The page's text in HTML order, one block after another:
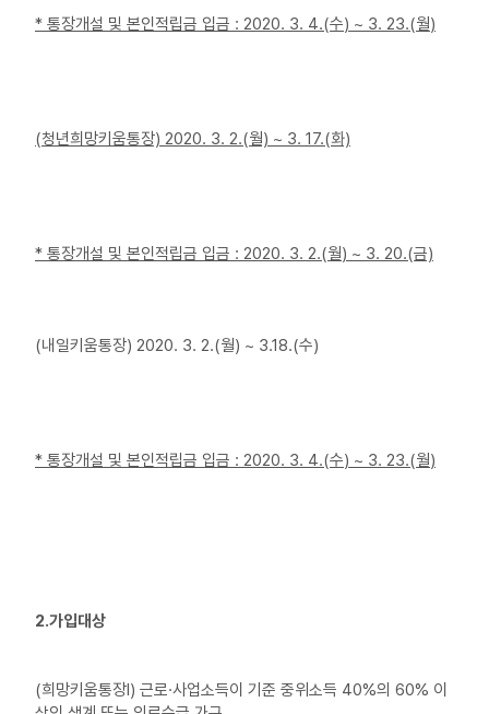
* 통장개설 및 본인적립금 입금 : 2020. 3. 4.(수) ~ 3. 23.(월)
(청년희망키움통장) 2020. 3. 2.(월) ~ 3. 17.(화)
* 통장개설 및 본인적립금 입금 : 2020. 3. 2.(월) ~ 3. 20.(금)
(내일키움통장) 2020. 3. 2.(월) ~ 3.18.(수)
* 통장개설 및 본인적립금 입금 : 2020. 3. 4.(수) ~ 3. 23.(월)
2.가입대상
(희망키움통장Ⅰ) 근로·사업소득이 기준 중위소득 40%의 60% 이